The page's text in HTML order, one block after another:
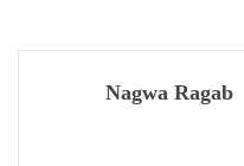
Nagwa Ragab